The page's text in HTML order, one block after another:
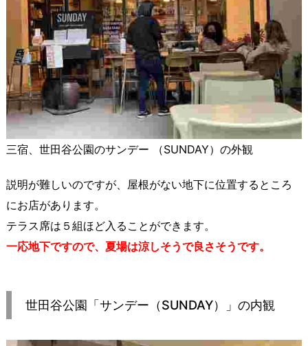
三宿、世田谷公園のサンデー （SUNDAY）の外観
説明が難しいのですが、屋根がない地下に位置するところ
にお店があります。
テラス席は５組ほど入ることができます。
一応地下ですので、夏場は涼しそうで良さそうです。
世田谷公園「サンデー（SUNDAY）」の内観